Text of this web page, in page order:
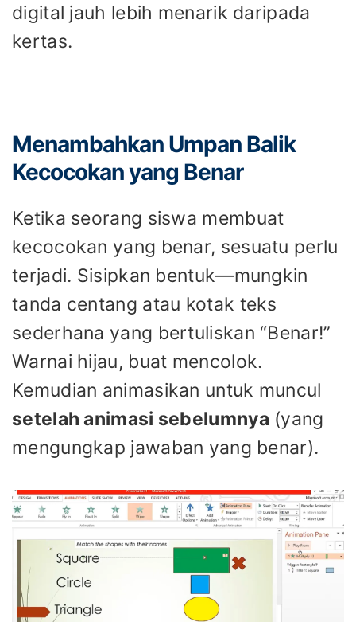
digital jauh lebih menarik daripada
kertas.
Menambahkan Umpan Balik
Kecocokan yang Benar
Ketika seorang siswa membuat
kecocokan yang benar, sesuatu perlu
terjadi. Sisipkan bentuk—mungkin
tanda centang atau kotak teks
sederhana yang bertuliskan “Benar!”
Warnai hijau, buat mencolok.
Kemudian animasikan untuk muncul
setelah animasi sebelumnya (yang
mengungkap jawaban yang benar).